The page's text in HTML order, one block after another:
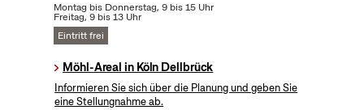
Montag bis Donnerstag, 9 bis 15 Uhr
Freitag, 9 bis 13 Uhr
Eintritt frei
Möhl-Areal in Köln Dellbrück
Informieren Sie sich über die Planung und geben Sie
eine Stellungnahme ab.